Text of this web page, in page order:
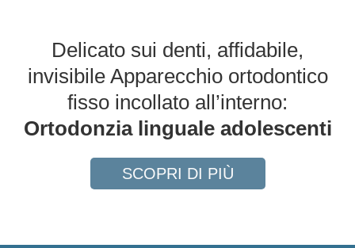
Delicato sui denti, affidabile,
invisibile Apparecchio ortodontico
fisso incollato all’interno:
Ortodonzia linguale adolescenti
SCOPRI DI PIÙ